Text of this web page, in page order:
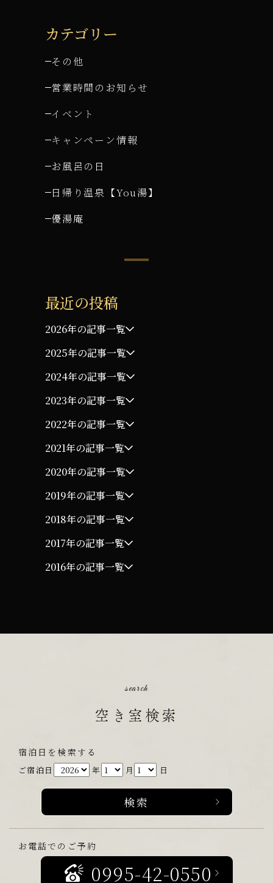
カテゴリー
その他
営業時間のお知らせ
イベント
キャンペーン情報
お風呂の日
日帰り温泉【You湯】
優湯庵
最近の投稿
2026年の記事一覧
2025年の記事一覧
2024年の記事一覧
2023年の記事一覧
2022年の記事一覧
2021年の記事一覧
2020年の記事一覧
2019年の記事一覧
2018年の記事一覧
2017年の記事一覧
2016年の記事一覧
search
空き室検索
宿泊日を検索する
ご宿泊日 年 月 日
お電話でのご予約
0995-42-0550